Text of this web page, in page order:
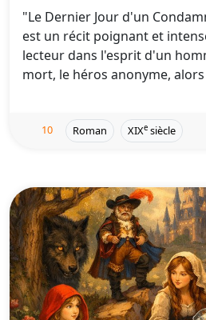
"Le Dernier Jour d'un
est un récit poignant et
lecteur dans l'esprit d'un
mort, le héros anonyme,
10 Roman XIXe siècle